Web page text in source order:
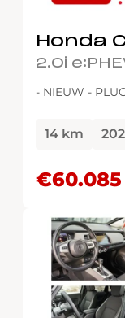
Honda
2.0i
- NIEUW -
14 km
€60.085